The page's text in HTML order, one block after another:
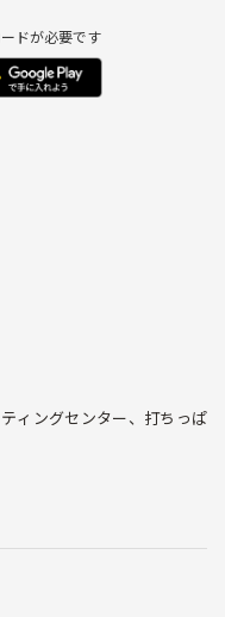
ドが必要です
ィングセンター、打ちっぱ